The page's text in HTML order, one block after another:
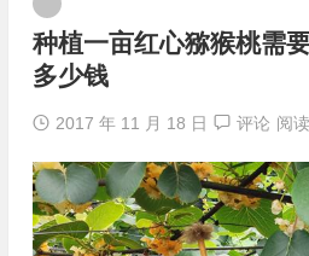
种植一亩红心猕猴桃需
多少钱
2017 年 11 月 18 日 评论 阅